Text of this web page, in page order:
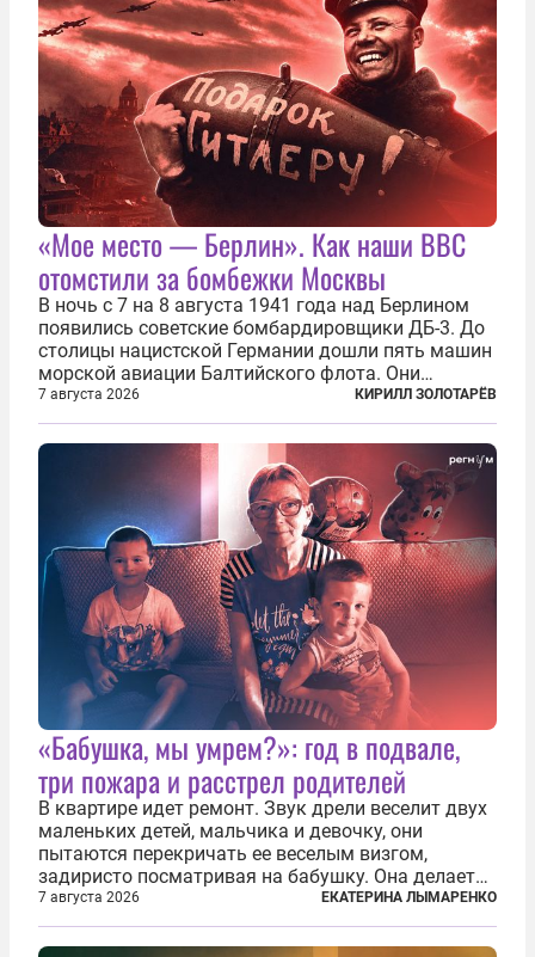
«Мое место — Берлин». Как наши ВВС
отомстили за бомбежки Москвы
В ночь с 7 на 8 августа 1941 года над Берлином
появились советские бомбардировщики ДБ-3. До
столицы нацистской Германии дошли пять машин
морской авиации Балтийского флота. Они
сбросили бомбы на город, который в тот момент
жил в полной уверенности, что война идет где-то
далеко на востоке, Красная...
7 августа 2026 КИРИЛЛ ЗОЛОТАРЁВ
«Бабушка, мы умрем?»: год в подвале,
три пожара и расстрел родителей
В квартире идет ремонт. Звук дрели веселит двух
маленьких детей, мальчика и девочку, они
пытаются перекричать ее веселым визгом,
задиристо посматривая на бабушку. Она делает
им замечание, но внуки чувствуют, что она
сердится невсерьез. И это правда: дрель, конечно,
сверлит противно, но всё...
7 августа 2026 ЕКАТЕРИНА ЛЫМАРЕНКО